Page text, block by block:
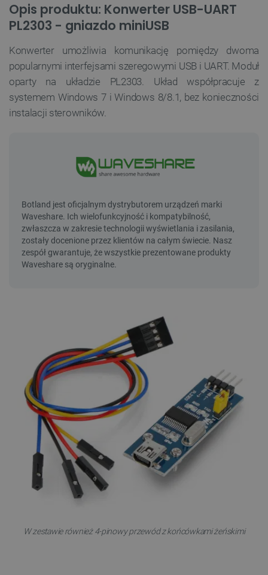
Opis produktu: Konwerter USB-UART
PL2303 - gniazdo miniUSB
Konwerter umożliwia komunikację pomiędzy dwoma
popularnymi interfejsami szeregowymi USB i UART. Moduł
oparty na układzie PL2303. Układ współpracuje z
systemem Windows 7 i Windows 8/8.1, bez konieczności
instalacji sterowników.
W zestawie również 4-pinowy przewód z końcówkami żeńskimi